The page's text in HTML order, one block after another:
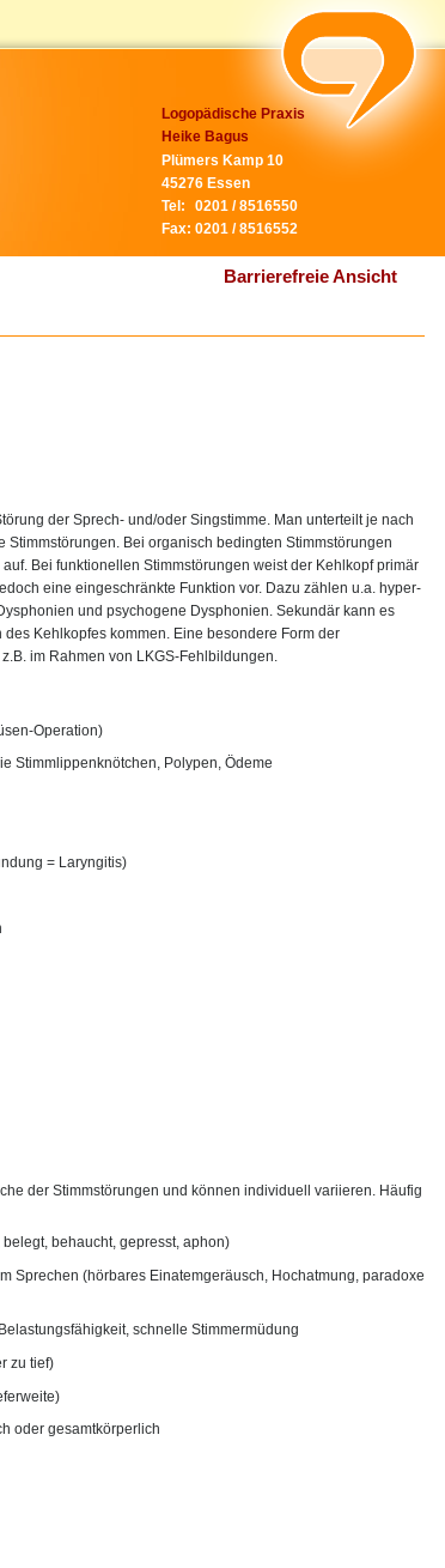
Logopädische Praxis
Heike Bagus
Plümers Kamp 10
45276 Essen
Tel:
0201 / 8516550
Fax: 0201 / 8516552
Barrierefreie Ansicht
der Sprech- und/oder Singstimme. Man unterteilt je nach
Bei organisch bedingten Stimmstörungen
Bei funktionellen Stimmstörungen weist der Kehlkopf primär
eine eingeschränkte Funktion vor. Dazu zählen u.a. hyper-
und psychogene Dysphonien. Sekundär kann es
Kehlkopfes kommen. Eine besondere Form der
im Rahmen von LKGS-Fehlbildungen.
Operation)
Stimmlippenknötchen, Polypen, Ödeme
= Laryngitis)
der Stimmstörungen und können individuell variieren. Häufig
behaucht, gepresst, aphon)
Sprechen (hörbares Einatemgeräusch, Hochatmung, paradoxe
schnelle Stimmermüdung
zu tief)
oder gesamtkörperlich